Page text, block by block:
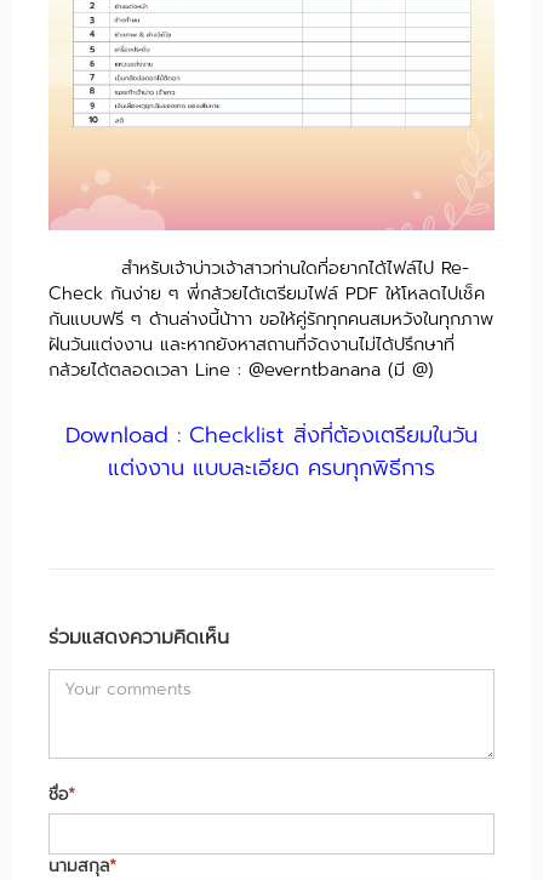
สำหรับเจ้าบ่าวเจ้าสาวท่านใดที่อยากได้ไฟล์ไป Re-
Check กันง่าย ๆ พี่กล้วยได้เตรียมไฟล์ PDF ให้โหลดไปเช็ค
กันแบบฟรี ๆ ด้านล่างนี้น้าาา ขอให้คู่รักทุกคนสมหวังในทุกภาพ
ฝันวันแต่งงาน และหากยังหาสถานที่จัดงานไม่ได้ปรึกษาที่
กล้วยได้ตลอดเวลา Line : @everntbanana (มี @)
Download : Checklist สิ่งที่ต้องเตรียมในวัน
แต่งงาน แบบละเอียด ครบทุกพิธีการ
ร่วมแสดงความคิดเห็น
ชื่อ*
นามสกุล*